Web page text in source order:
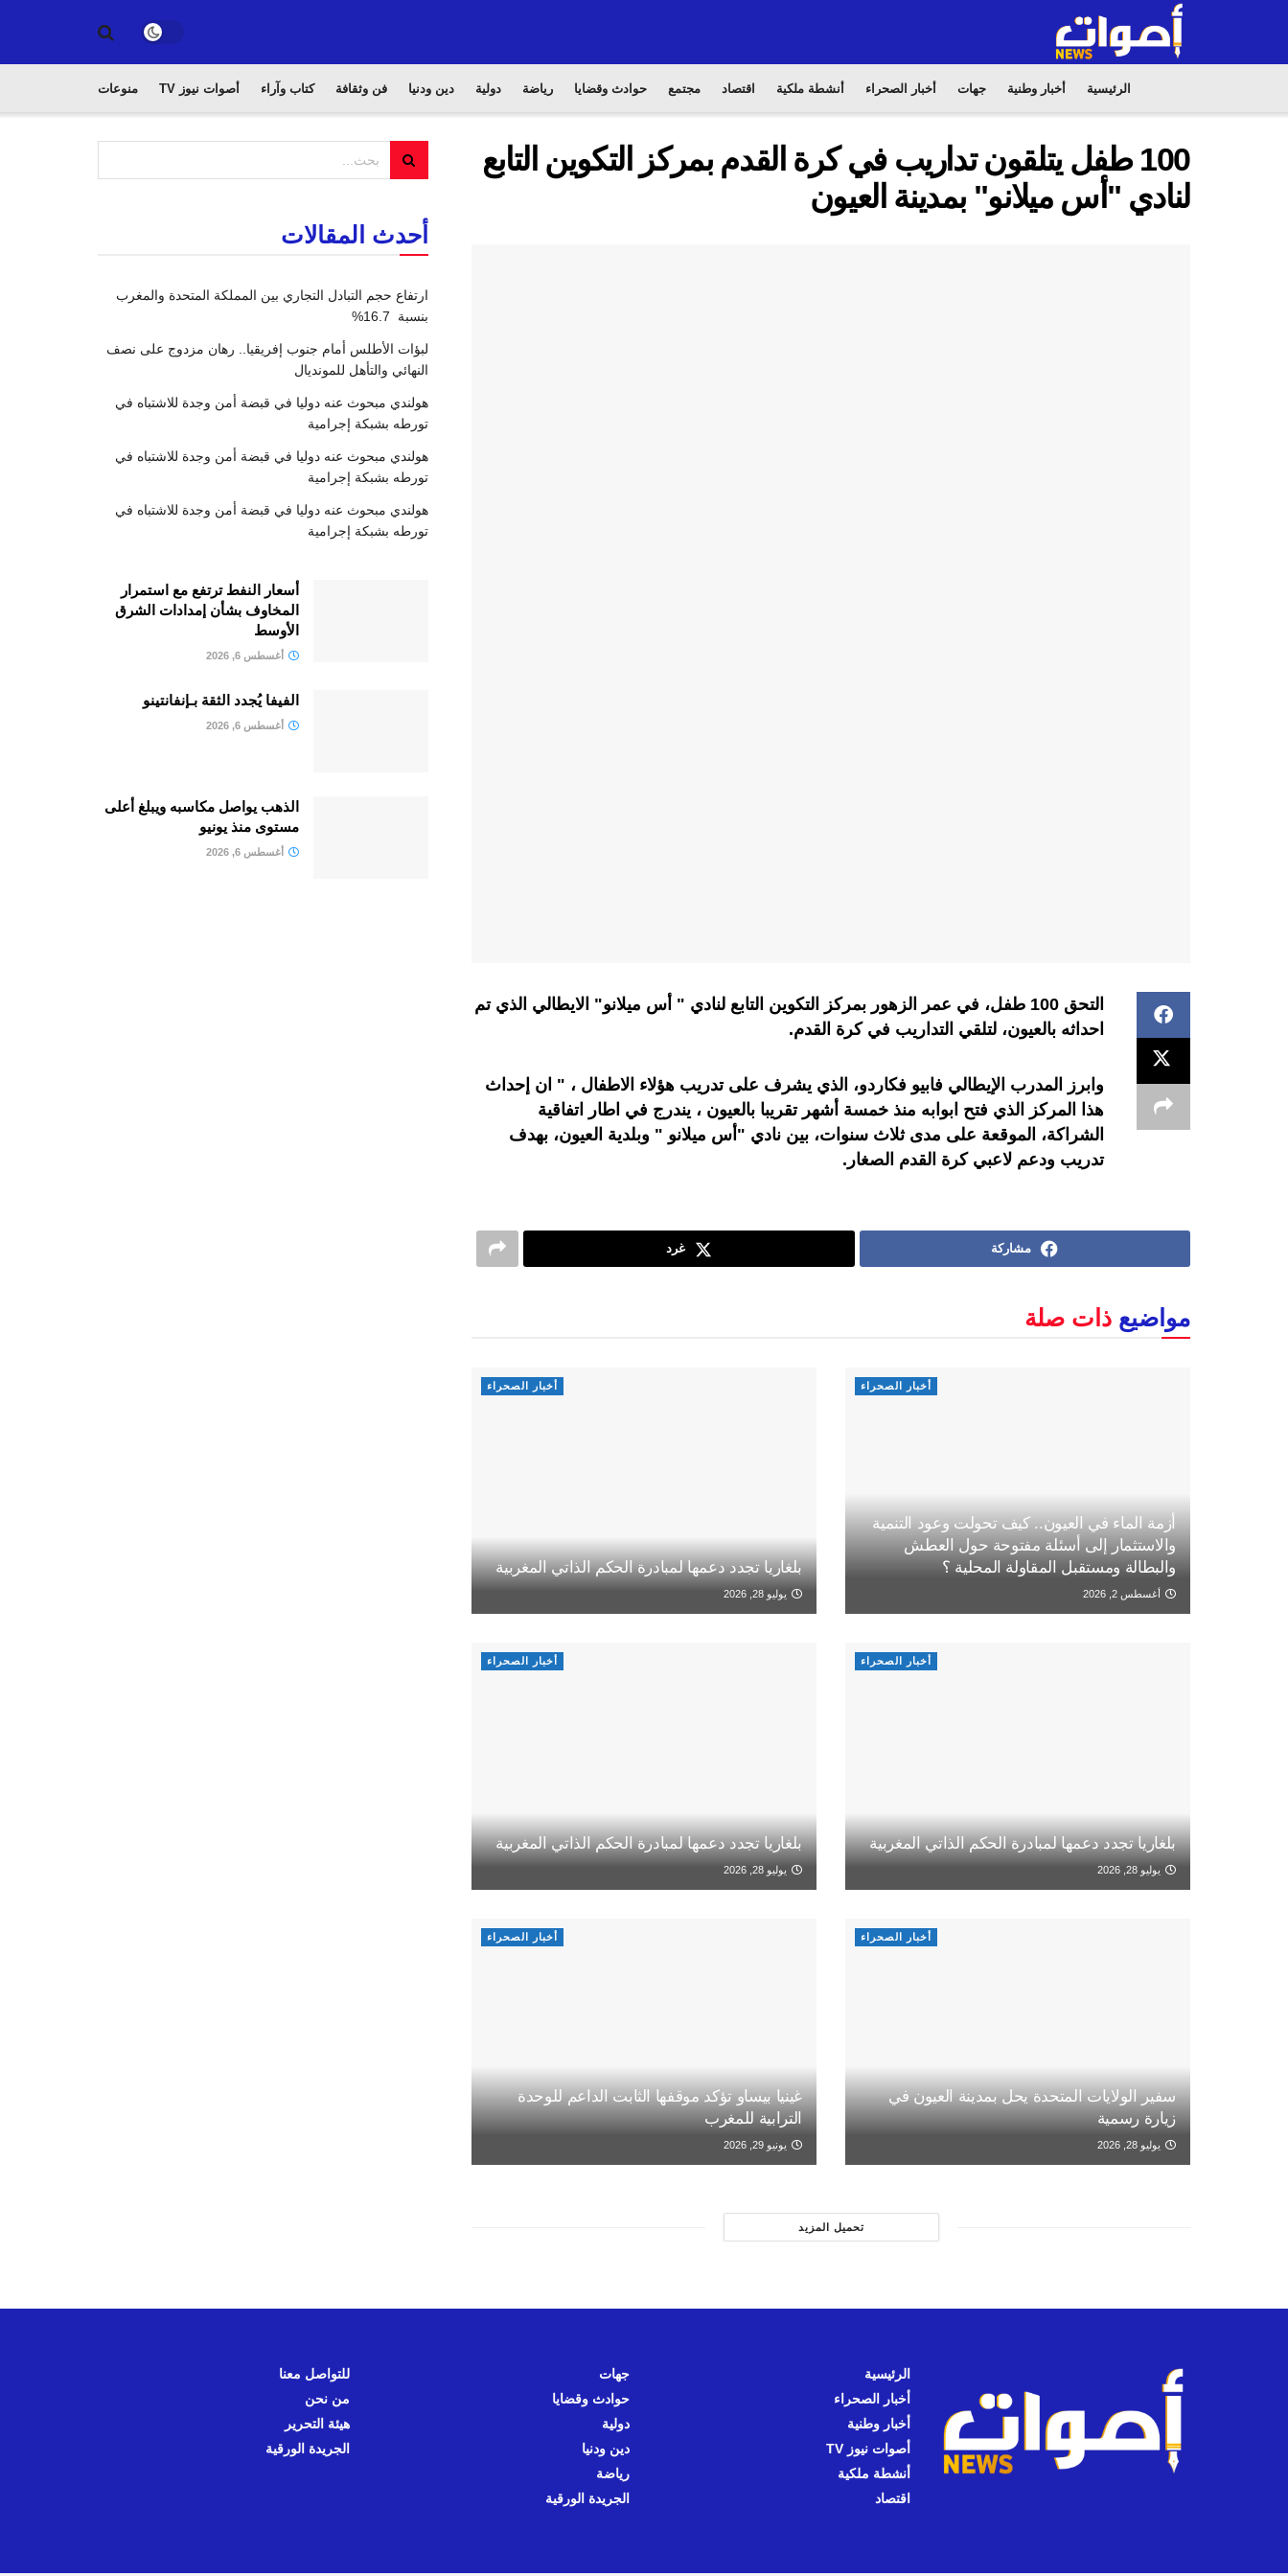
الرئيسية أخبار وطنية جهات أخبار الصحراء أنشطة ملكية اقتصاد مجتمع حوادث وقضايا رياضة دولية دين ودنيا فن وثقافة كتاب وآراء أصوات نيوز TV منوعات
100 طفل يتلقون تداريب في كرة القدم بمركز التكوين التابع
لنادي "أس ميلانو" بمدينة العيون
التحق 100 طفل، في عمر الزهور بمركز التكوين التابع لنادي " أس ميلانو" الايطالي الذي تم
احداثه بالعيون، لتلقي التداريب في كرة القدم.
وابرز المدرب الإيطالي فابيو فكاردو، الذي يشرف على تدريب هؤلاء الاطفال ، " ان إحداث
هذا المركز الذي فتح ابوابه منذ خمسة أشهر تقريبا بالعيون ، يندرج في اطار اتفاقية
الشراكة، الموقعة على مدى ثلاث سنوات، بين نادي "أس ميلانو " وبلدية العيون، بهدف
تدريب ودعم لاعبي كرة القدم الصغار.
مشاركة غرد
مواضيع ذات صلة
أخبار الصحراء
أزمة الماء في العيون.. كيف تحولت وعود التنمية
والاستثمار إلى أسئلة مفتوحة حول العطش
والبطالة ومستقبل المقاولة المحلية ؟
أغسطس 2, 2026
أخبار الصحراء
بلغاريا تجدد دعمها لمبادرة الحكم الذاتي المغربية
يوليو 28, 2026
أخبار الصحراء
بلغاريا تجدد دعمها لمبادرة الحكم الذاتي المغربية
يوليو 28, 2026
أخبار الصحراء
بلغاريا تجدد دعمها لمبادرة الحكم الذاتي المغربية
يوليو 28, 2026
أخبار الصحراء
سفير الولايات المتحدة يحل بمدينة العيون في
زيارة رسمية
يوليو 28, 2026
أخبار الصحراء
غينيا بيساو تؤكد موقفها الثابت الداعم للوحدة
الترابية للمغرب
يونيو 29, 2026
تحميل المزيد
أحدث المقالات
ارتفاع حجم التبادل التجاري بين المملكة المتحدة والمغرب
بنسبة 16.7%
لبؤات الأطلس أمام جنوب إفريقيا.. رهان مزدوج على نصف
النهائي والتأهل للمونديال
هولندي مبحوث عنه دوليا في قبضة أمن وجدة للاشتباه في
تورطه بشبكة إجرامية
هولندي مبحوث عنه دوليا في قبضة أمن وجدة للاشتباه في
تورطه بشبكة إجرامية
هولندي مبحوث عنه دوليا في قبضة أمن وجدة للاشتباه في
تورطه بشبكة إجرامية
أسعار النفط ترتفع مع استمرار
المخاوف بشأن إمدادات الشرق
الأوسط
أغسطس 6, 2026
الفيفا يُجدد الثقة بـإنفانتينو
أغسطس 6, 2026
الذهب يواصل مكاسبه ويبلغ أعلى
مستوى منذ يونيو
أغسطس 6, 2026
الرئيسية
أخبار الصحراء
أخبار وطنية
أصوات نيوز TV
أنشطة ملكية
اقتصاد
جهات
حوادث وقضايا
دولية
دين ودنيا
رياضة
الجريدة الورقية
للتواصل معنا
من نحن
هيئة التحرير
الجريدة الورقية